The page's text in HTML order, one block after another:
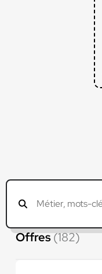
Offres(182)